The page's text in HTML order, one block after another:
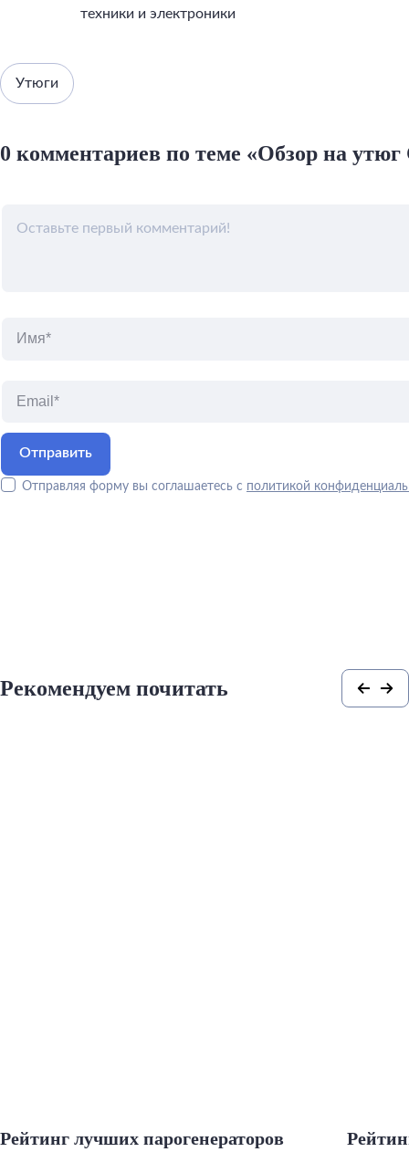
техники и электроники
Утюги
0 комментариев по теме «Обзор на утюг
Отправляя форму вы соглашаетесь с политикой
Рекомендуем почитать
Рейтинг лучших парогенераторов